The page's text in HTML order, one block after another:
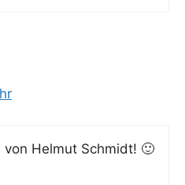
Hel­mut Schmidt! 🙂